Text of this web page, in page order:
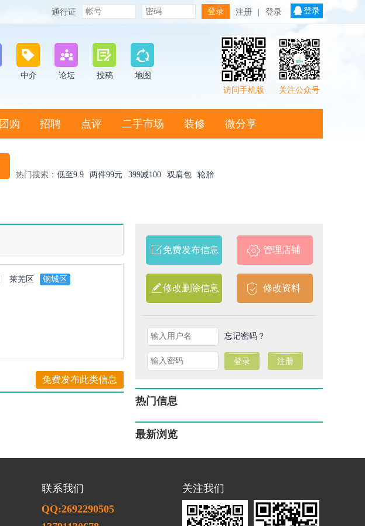
通行证 注册 登录 登录
中介 论坛 投稿
地图
关注公众号
访问手机版
团购 招聘 点评 二手市场 装修 微分享
热门搜索： 低至9.9 两件99元 399减100 双肩包 轮胎
莱芜区
钢城区
免费发布此类信息
免费发布信息 管理店铺
修改删除信息 修改资料
忘记密码？
热门信息
最新浏览
联系我们
QQ:2692290505
关注我们